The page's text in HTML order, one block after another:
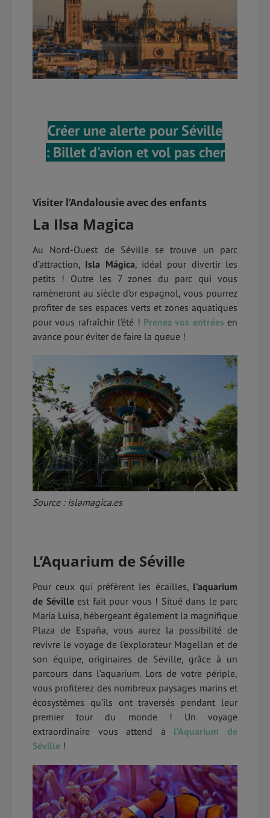
Créer une alerte pour Séville
: Billet d'avion et vol pas cher
Visiter l’Andalousie avec des enfants
La Ilsa Magica
Au Nord-Ouest de Séville se trouve un parc
d’attraction, Isla Mágica, idéal pour divertir les
petits ! Outre les 7 zones du parc qui vous
ramèneront au siècle d’or espagnol, vous pourrez
profiter de ses espaces verts et zones aquatiques
pour vous rafraîchir l’été ! Prenez vos entrées en
avance pour éviter de faire la queue !
Source : islamagica.es
L’Aquarium de Séville
Pour ceux qui préfèrent les écailles, l’aquarium
de Sévilleest fait pour vous ! Situé dans le parc
María Luisa, hébergeant également la magnifique
Plaza de España, vous aurez la possibilité de
revivre le voyage de l’explorateur Magellan et de
son équipe, originaires de Séville, grâce à un
parcours dans l’aquarium. Lors de votre périple,
vous profiterez des nombreux paysages marins et
écosystèmes qu’ils ont traversés pendant leur
premier tour du monde ! Un voyage
extraordinaire vous attend à l’Aquarium de
Séville !